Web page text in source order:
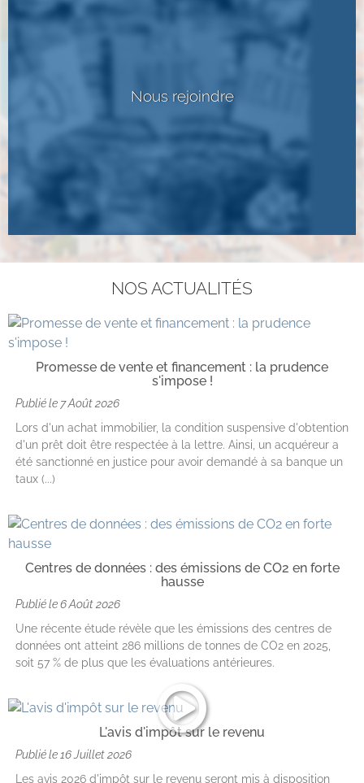
Nous rejoindre
NOS ACTUALITÉS
Promesse de vente et financement : la prudence
s'impose !
Publié le 7 Août 2026
Lors d'un achat immobilier, la condition suspensive d'obtention
d'un prêt doit être respectée à la lettre. Ainsi, un acquéreur a
été sanctionné en justice pour avoir demandé à sa banque un
taux (...)
Centres de données : des émissions de CO2 en forte
hausse
Publié le6 Août 2026
Une récente étude révèle que les émissions des centres de
données ont atteint 286 millions de tonnes de CO2 en 2025,
soit 57 % de plus que les évaluations antérieures.
L'avis d'impôt sur le revenu
Publié le 16 Juillet 2026
Les avis 2026 d'impôt sur le revenu seront mis à disposition